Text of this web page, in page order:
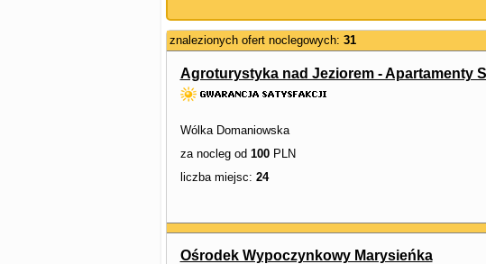
znalezionych ofert noclegowych: 31
Agroturystyka nad Jeziorem - Apartamenty
Wólka Domaniowska
za nocleg od 100PLN
liczba miejsc: 24
Ośrodek Wypoczynkowy Marysieńka